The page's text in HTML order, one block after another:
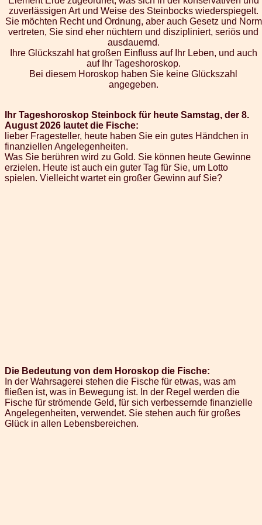
zuverlässigen Art und Weise des Steinbocks wiederspiegelt.
Sie möchten Recht und Ordnung, aber auch Gesetz und Norm
vertreten, Sie sind eher nüchtern und diszipliniert, seriös und
ausdauernd.
Ihre Glückszahl hat großen Einfluss auf Ihr Leben, und auch
auf Ihr Tageshoroskop.
Bei diesem Horoskop haben Sie keine Glückszahl
angegeben.
Ihr Tageshoroskop Steinbock für heute Samstag, der 8.
August 2026 lautet die Fische:
lieber Fragesteller, heute haben Sie ein gutes Händchen in
finanziellen Angelegenheiten.
Was Sie berühren wird zu Gold. Sie können heute Gewinne
erzielen. Heute ist auch ein guter Tag für Sie, um Lotto
spielen. Vielleicht wartet ein großer Gewinn auf Sie?
Die Bedeutung von dem Horoskop die Fische:
In der Wahrsagerei stehen die Fische für etwas, was am
fließen ist, was in Bewegung ist. In der Regel werden die
Fische für strömende Geld, für sich verbessernde finanzielle
Angelegenheiten, verwendet. Sie stehen auch für großes
Glück in allen Lebensbereichen.